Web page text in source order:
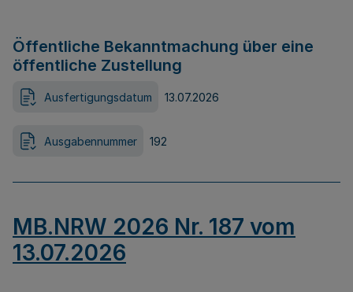
Öffentliche Bekanntmachung über eine
öffentliche Zustellung
Ausfertigungsdatum 13.07.2026
Ausgabennummer 192
MB.NRW 2026 Nr. 187 vom
13.07.2026